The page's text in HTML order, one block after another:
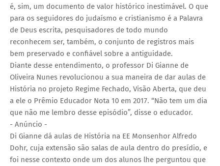
é, sim, um documento de valor histórico inestimável. O que
para os seguidores do judaísmo e cristianismo é a Palavra
de Deus escrita, pesquisadores de todo mundo
reconhecem ser, também, o conjunto de registros mais
bem preservado e confiável sobre a antiguidade.
Diante desse entendimento, o professor Di Gianne de
Oliveira Nunes revolucionou a sua maneira de dar aulas de
História no projeto Regime Fechado, Visão Aberta, que deu
a ele o Prêmio Educador Nota 10 em 2017. “Não tem um dia
que não me lembro desse episódio”, disse o educador.
- Anúncio -
Di Gianne dá aulas de História na EE Monsenhor Alfredo
Dohr, cuja extensão são salas de aula dentro do presídio, e
foi nesse contexto onde um dos alunos lhe perguntou que